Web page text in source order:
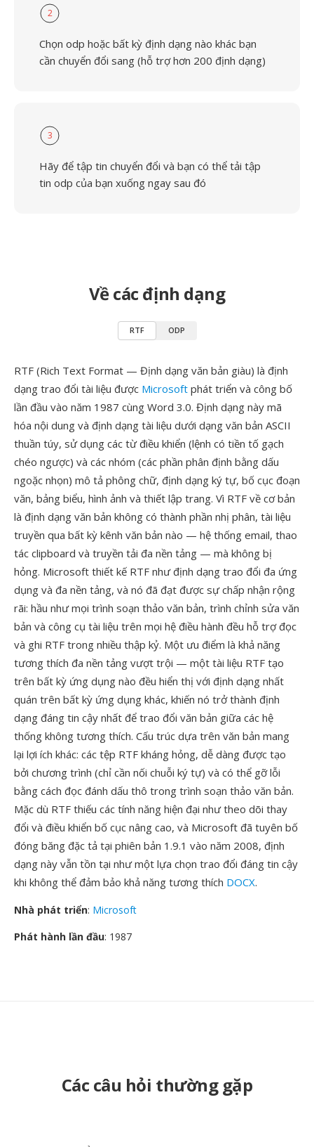
2
Chọn odp hoặc bất kỳ định dạng nào khác bạn
cần chuyển đổi sang (hỗ trợ hơn 200 định dạng)
3
Hãy để tập tin chuyển đổi và bạn có thể tải tập
tin odp của bạn xuống ngay sau đó
Về các định dạng
RTF ODP
RTF (Rich Text Format — Định dạng văn bản giàu) là định
dạng trao đổi tài liệu được Microsoft phát triển và công bố
lần đầu vào năm 1987 cùng Word 3.0. Định dạng này mã
hóa nội dung và định dạng tài liệu dưới dạng văn bản ASCII
thuần túy, sử dụng các từ điều khiển (lệnh có tiền tố gạch
chéo ngược) và các nhóm (các phần phân định bằng dấu
ngoặc nhọn) mô tả phông chữ, định dạng ký tự, bố cục đoạn
văn, bảng biểu, hình ảnh và thiết lập trang. Vì RTF về cơ bản
là định dạng văn bản không có thành phần nhị phân, tài liệu
truyền qua bất kỳ kênh văn bản nào — hệ thống email, thao
tác clipboard và truyền tải đa nền tảng — mà không bị
hỏng. Microsoft thiết kế RTF như định dạng trao đổi đa ứng
dụng và đa nền tảng, và nó đã đạt được sự chấp nhận rộng
rãi: hầu như mọi trình soạn thảo văn bản, trình chỉnh sửa văn
bản và công cụ tài liệu trên mọi hệ điều hành đều hỗ trợ đọc
và ghi RTF trong nhiều thập kỷ. Một ưu điểm là khả năng
tương thích đa nền tảng vượt trội — một tài liệu RTF tạo
trên bất kỳ ứng dụng nào đều hiển thị với định dạng nhất
quán trên bất kỳ ứng dụng khác, khiến nó trở thành định
dạng đáng tin cậy nhất để trao đổi văn bản giữa các hệ
thống không tương thích. Cấu trúc dựa trên văn bản mang
lại lợi ích khác: các tệp RTF kháng hỏng, dễ dàng được tạo
bởi chương trình (chỉ cần nối chuỗi ký tự) và có thể gỡ lỗi
bằng cách đọc đánh dấu thô trong trình soạn thảo văn bản.
Mặc dù RTF thiếu các tính năng hiện đại như theo dõi thay
đổi và điều khiển bố cục nâng cao, và Microsoft đã tuyên bố
đóng băng đặc tả tại phiên bản 1.9.1 vào năm 2008, định
dạng này vẫn tồn tại như một lựa chọn trao đổi đáng tin cậy
khi không thể đảm bảo khả năng tương thích DOCX.
Nhà phát triển: Microsoft
Phát hành lần đầu: 1987
Các câu hỏi thường gặp